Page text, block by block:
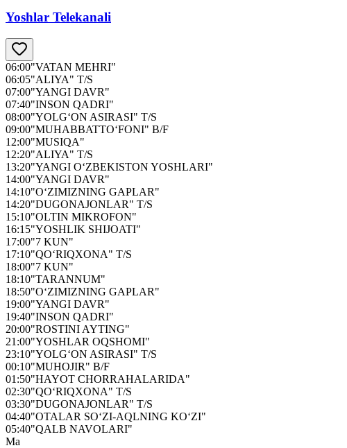
Yoshlar Telekanali
06:00"VATAN MEHRI"
06:05"ALIYA" T/S
07:00"YANGI DAVR"
07:40"INSON QADRI"
08:00"YOLG‘ON ASIRASI" T/S
09:00"MUHABBATTO‘FONI" B/F
12:00"MUSIQA"
12:20"ALIYA" T/S
13:20"YANGI O‘ZBEKISTON YOSHLARI"
14:00"YANGI DAVR"
14:10"O‘ZIMIZNING GAPLAR"
14:20"DUGONAJONLAR" T/S
15:10"OLTIN MIKROFON"
16:15"YOSHLIK SHIJOATI"
17:00"7 KUN"
17:10"QO‘RIQXONA" T/S
18:00"7 KUN"
18:10"TARANNUM"
18:50"O‘ZIMIZNING GAPLAR"
19:00"YANGI DAVR"
19:40"INSON QADRI"
20:00"ROSTINI AYTING"
21:00"YOSHLAR OQSHOMI"
23:10"YOLG‘ON ASIRASI" T/S
00:10"MUHOJIR" B/F
01:50"HAYOT CHORRAHALARIDA"
02:30"QO‘RIQXONA" T/S
03:30"DUGONAJONLAR" T/S
04:40"OTALAR SO‘ZI-AQLNING KO‘ZI"
05:40"QALB NAVOLARI"
Ma